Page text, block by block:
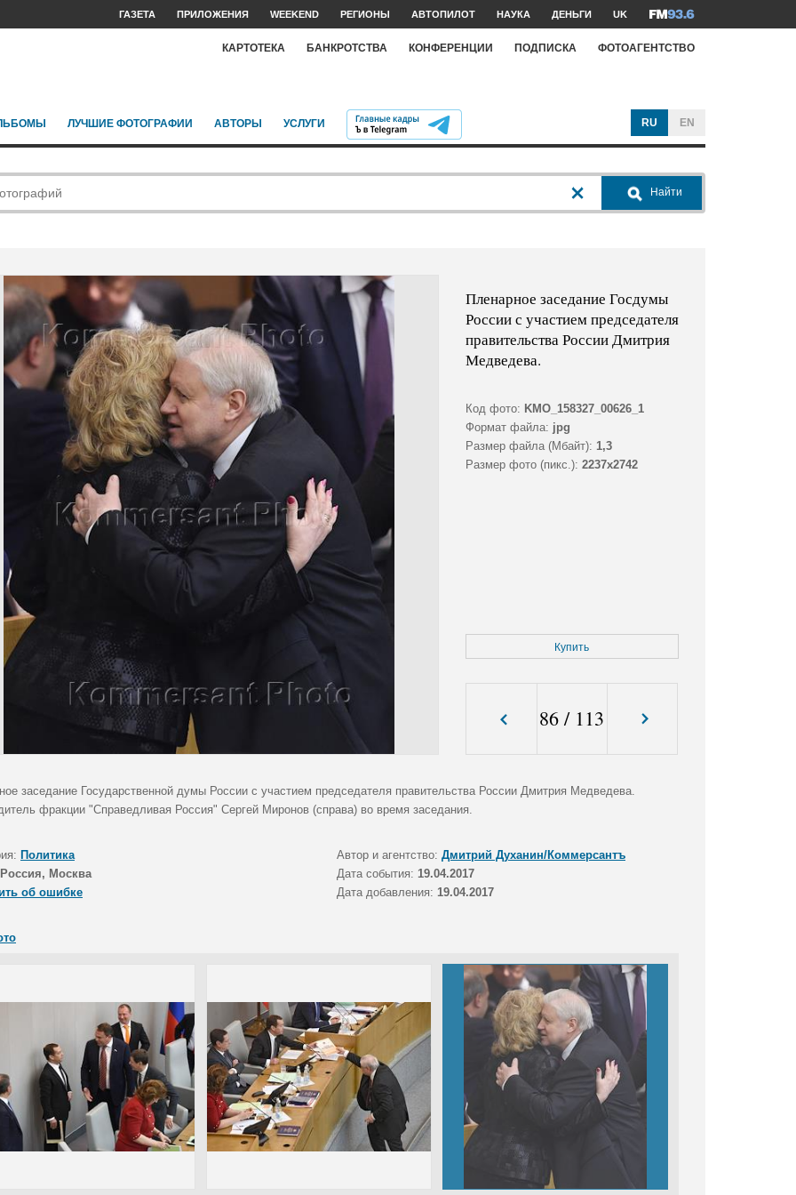
ГАЗЕТА ПРИЛОЖЕНИЯ WEEKEND РЕГИОНЫ АВТОПИЛОТ НАУКА ДЕНЬГИ UK
КАРТОТЕКА БАНКРОТСТВА КОНФЕРЕНЦИИ ПОДПИСКА ФОТОАГЕНТСТВО
ЛУЧШИЕ ФОТОГРАФИИ АВТОРЫ УСЛУГИ RU EN
Найти
Пленарное заседание Госдумы
России с участием председателя
правительства России Дмитрия
Медведева.
Код фото: KMO_158327_00626_1
Формат файла: jpg
Размер файла (Мбайт): 1,3
Размер фото (пикс.): 2237x2742
Купить
86 / 113
заседание Государственной думы России с участием председателя правительства России Дмитрия Медведева.
фракции "Справедливая Россия" Сергей Миронов (справа) во время заседания.
Политика Автор и агентство: Дмитрий Духанин/Коммерсантъ
Россия, Москва Дата события: 19.04.2017
об ошибке
Дата добавления: 19.04.2017